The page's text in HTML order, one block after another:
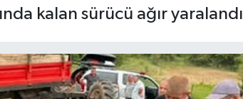
kalan sürücü ağır yaralandı